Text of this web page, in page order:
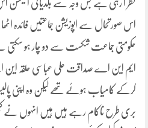
نظر آ رہی ہے جس وجہ سے بلدیاتی الیکشن اس
اس صورتحال سے اپوزیشن جماعتیں فائدہ
حکومتی جماعت شکست سے دو چار ہو سکتی
کرکے کامیاب ہوئے تھے لیکن وہ اپنی
بری طرح ناکام رہے ہیں ہیں انہوں نے